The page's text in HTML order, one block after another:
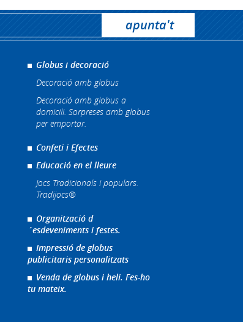
Globus i decoració
Decoració amb globus
Decoració amb globus a
domicili. Sorpreses amb globus
per emportar.
Confeti i Efectes
Educació en el lleure
Jocs Tradicionals i populars.
Tradijocs®
Organització d
´esdeveniments i festes.
Impressió de globus
publicitaris personalitzats
Venda de globus i heli. Fes-ho
tu mateix.